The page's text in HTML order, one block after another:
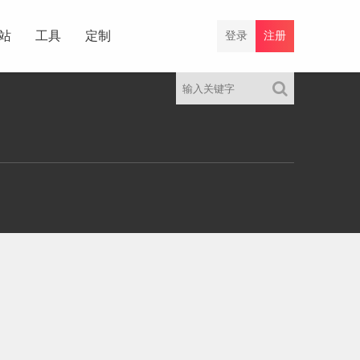
工具 定制 注册
登录